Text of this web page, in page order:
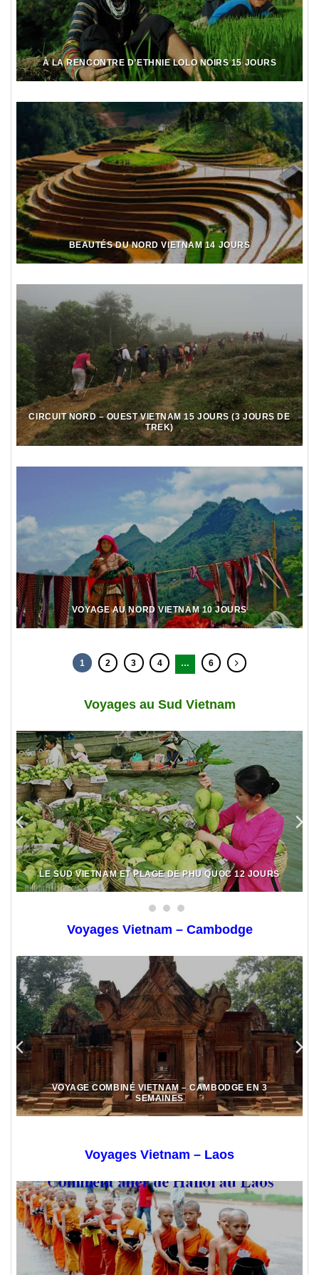
À LA RENCONTRE D’ETHNIE LOLO NOIRS 15 JOURS
BEAUTÉS DU NORD VIETNAM 14 JOURS
CIRCUIT NORD – OUEST VIETNAM 15 JOURS (3 JOURS DE
TREK)
VOYAGE AU NORD VIETNAM 10 JOURS
1 2 3 4 … 6
Voyages au Sud Vietnam
LE SUD VIETNAM ET PLAGE DE PHU QUOC 12 JOURS
Voyages Vietnam – Cambodge
VOYAGE COMBINÉ VIETNAM – CAMBODGE EN 3
SEMAINES
Voyages Vietnam – Laos